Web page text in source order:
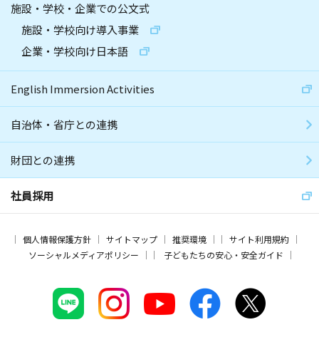
施設・学校・企業での公文式
施設・学校向け導入事業
企業・学校向け日本語
English Immersion Activities
自治体・省庁との連携
財団との連携
社員採用
個人情報保護方針 サイトマップ 推奨環境
サイト利用規約
ソーシャルメディアポリシー
子どもたちの安心・安全ガイド